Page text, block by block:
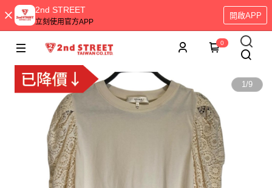
2nd STREET
立刻使用官方APP
開啟APP
0
1/9